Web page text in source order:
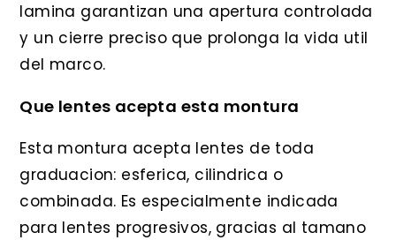
lamina garantizan una apertura controlada
y un cierre preciso que prolonga la vida util
del marco.
Que lentes acepta esta montura
Esta montura acepta lentes de toda
graduacion: esferica, cilindrica o
combinada. Es especialmente indicada
para lentes progresivos, gracias al tamano